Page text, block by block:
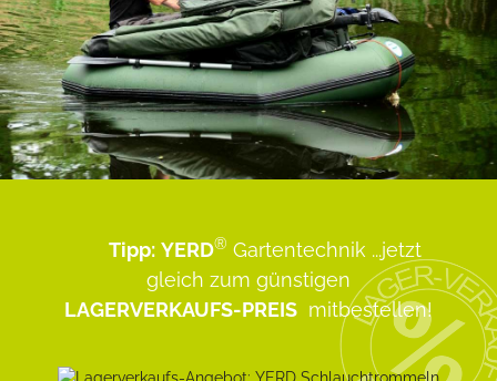
Tipp: YERD® Gartentechnik ...jetzt
gleich zum günstigen
LAGERVERKAUFS-PREIS mitbestellen!